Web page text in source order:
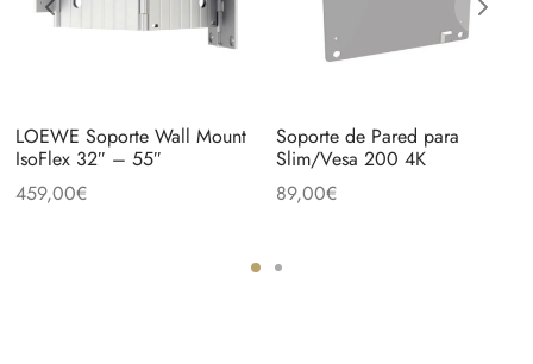
LOEWE Soporte Wall Mount
IsoFlex 32″ – 55″
459,00€
Soporte de Pared para
Slim/Vesa 200 4K
89,00€